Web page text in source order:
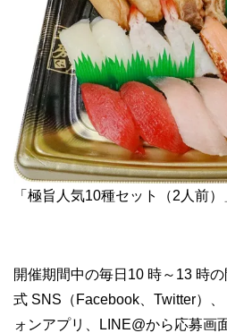
「極旨人気10種セット（2人前）
開催期間中の毎日10 時～13 時
式 SNS（Facebook、Twitter）
ォンアプリ、LINE@から応募画